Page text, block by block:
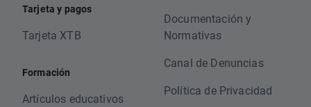
Tarjeta y pagos
Tarjeta XTB
Formación
Artículos educativos
Documentación y
Normativas
Canal de Denuncias
Política de Privacidad